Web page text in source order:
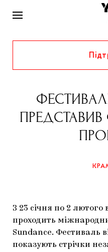
КНИЖКИ
ЯК ПІДТРИМУВАТИ
ПРЕДСТАВИВ
З 23 січня по 2 лютого
проходить
Sundance. Фестиваль
показують стрічки